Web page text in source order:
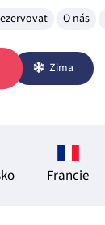
O nás
Zima
Francie